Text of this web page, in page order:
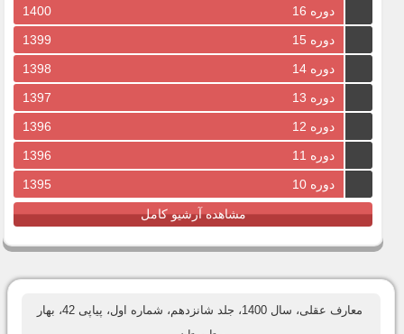
دوره 16
1400
دوره 15
1399
دوره 14
1398
دوره 13
1397
دوره 12
1396
دوره 11
1396
دوره 10
1395
مشاهده آرشیو کامل
معارف عقلی، سال 1400، جلد شانزدهم، شماره اول، پیاپی 42، بهار